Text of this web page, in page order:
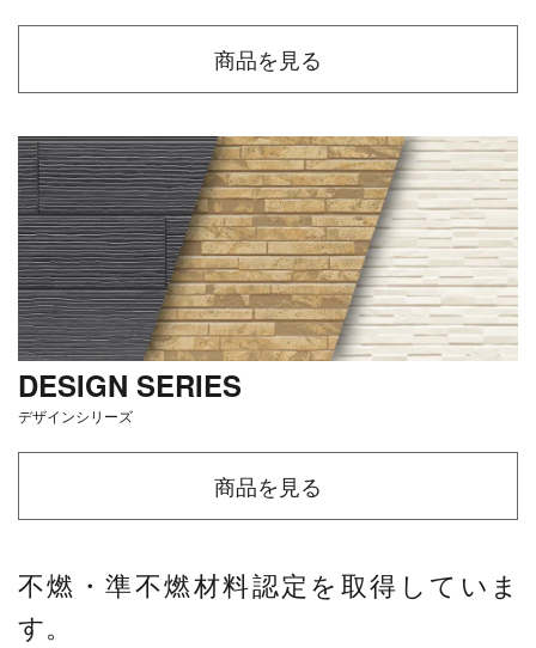
商品を見る
DESIGN SERIES
デザインシリーズ
商品を見る
不燃・準不燃材料認定を取得していま
す。